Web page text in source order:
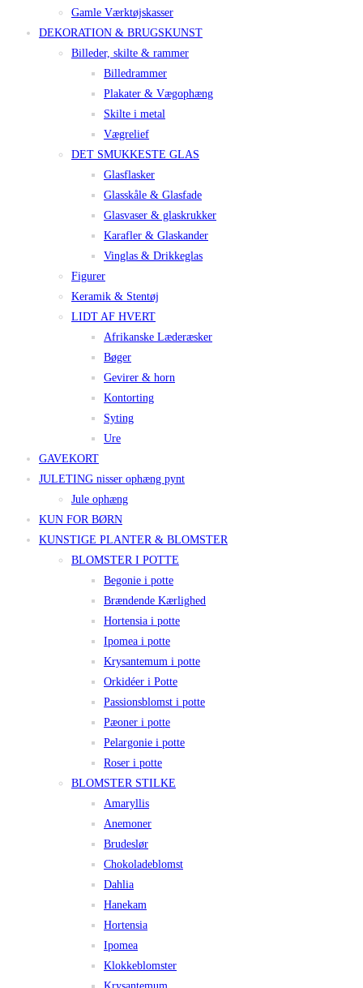
Gamle Værktøjskasser
DEKORATION & BRUGSKUNST
Billeder, skilte & rammer
Billedrammer
Plakater & Vægophæng
Skilte i metal
Vægrelief
DET SMUKKESTE GLAS
Glasflasker
Glasskåle & Glasfade
Glasvaser & glaskrukker
Karafler & Glaskander
Vinglas & Drikkeglas
Figurer
Keramik & Stentøj
LIDT AF HVERT
Afrikanske Læderæsker
Bøger
Gevirer & horn
Kontorting
Syting
Ure
GAVEKORT
JULETING nisser ophæng pynt
Jule ophæng
KUN FOR BØRN
KUNSTIGE PLANTER & BLOMSTER
BLOMSTER I POTTE
Begonie i potte
Brændende Kærlighed
Hortensia i potte
Ipomea i potte
Krysantemum i potte
Orkidéer i Potte
Passionsblomst i potte
Pæoner i potte
Pelargonie i potte
Roser i potte
BLOMSTER STILKE
Amaryllis
Anemoner
Brudeslør
Chokoladeblomst
Dahlia
Hanekam
Hortensia
Ipomea
Klokkeblomster